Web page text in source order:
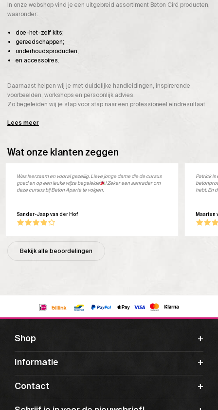
In onze webshop vind je een uitgebreid assortiment Beton Ciré producten,
waaronder:
doe-het-zelf kits;
gereedschappen;
onderhoudsproducten;
en accessoires.
Daarnaast helpen wij je met duidelijke handleidingen, inspirerende
voorbeelden, workshops en persoonlijk advies.
Zo begeleiden wij je stap voor stap naar een professioneel eindresultaat.
Lees meer
Wat onze klanten zeggen
Sander-Jaap van der Hof
Was leerzaam en vooral gezellig. Lieve jonge dame die de cursus
goed en op een leuke wijze begeleide
! Zeker een aanrader om
deze cursus bij Beton Aparte te volgen.
Maarten
Patrick is
hebt. En
Bekijk alle beoordelingen
Shop
Informatie
Contact